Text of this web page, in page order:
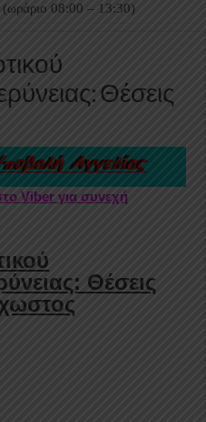
Θέσεις
Viber για συνεχή
Θέσεις